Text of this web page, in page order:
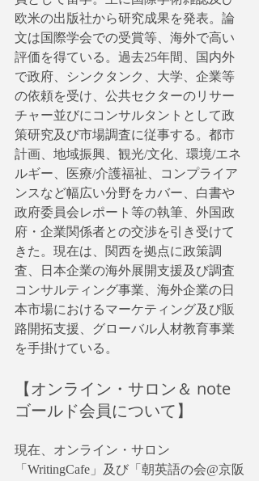
欧米の出版社から研究成果を発表。論
文は国際学会での受賞等、海外で高い
評価を得ている。過去25年間、国内外
で政府、シンクタンク、大学、企業等
の依頼を受け、公共セクターのリサー
チャー並びにコンサルタントとして政
策研究及び市場調査に従事する。都市
計画、地域振興、観光/文化、環境/エネ
ルギー、医療/介護福祉、コンプライア
ンスなど幅広い分野をカバー、白書や
政府委員会レポート等の執筆、外国政
府・企業関係者との交渉を引き受けて
きた。現在は、関西を拠点に政策調
査、日本企業の海外展開支援及び調査
コンサルティング事業、海外企業の日
本市場におけるマーケティング及び販
路開拓支援、グローバル人材教育事業
を手掛けている。
【オンライン・サロン＆ note
ゴールド会員について】
現在、オンライン・サロン
「WritingCafe」及び「朝英語の会@京阪